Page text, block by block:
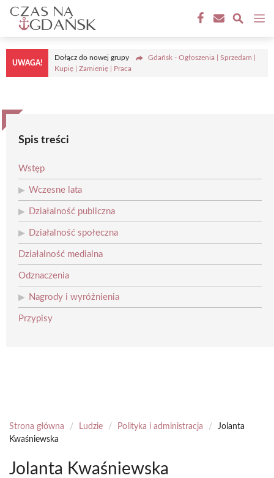
Przejdź
treści
UWAGA!
Dołącz do nowej grupy
Gdańsk - Ogłoszenia | Sprzedam |
Kupię | Zamienię | Praca
Spis treści
Wstęp
Wczesne lata
Działalność publiczna
Działalność społeczna
Działalność medialna
Odznaczenia
Nagrody i wyróżnienia
Przypisy
Strona główna / Ludzie / Polityka i administracja /
Jolanta
Kwaśniewska
Jolanta Kwaśniewska